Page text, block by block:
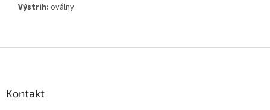
Výstrih: oválny
Kontakt